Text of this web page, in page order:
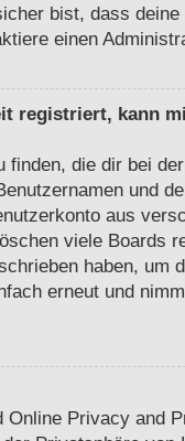
bist, dass
einen
registriert, kann
finden, die dir bei
und
aus
viele Boards
haben, um
erneut und
Online Privacy and